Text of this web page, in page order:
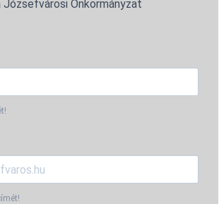
Önkormányzat